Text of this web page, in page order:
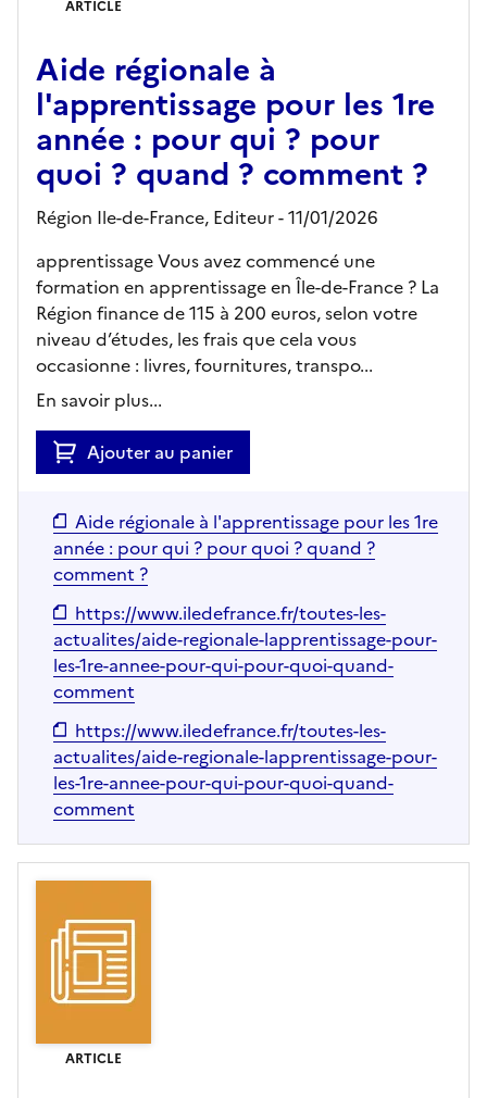
ARTICLE
Aide régionale à
l'apprentissage pour les 1re
année : pour qui ? pour
quoi ? quand ? comment ?
Région Ile-de-France, Editeur- 11/01/2026
apprentissage Vous avez commencé une
formation en apprentissage en Île-de-France ? La
Région finance de 115 à 200 euros, selon votre
niveau d’études, les frais que cela vous
occasionne : livres, fournitures, transpo...
En savoir plus...
Ajouter au panier
Aide régionale à l'apprentissage pour les 1re
année : pour qui ? pour quoi ? quand ?
comment ?
https://www.iledefrance.fr/toutes-les-
actualites/aide-regionale-lapprentissage-pour-
les-1re-annee-pour-qui-pour-quoi-quand-
comment
https://www.iledefrance.fr/toutes-les-
actualites/aide-regionale-lapprentissage-pour-
les-1re-annee-pour-qui-pour-quoi-quand-
comment
ARTICLE